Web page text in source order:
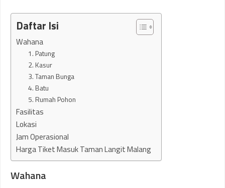
Daftar Isi
Wahana
1. Patung
2. Kasur
3. Taman Bunga
4. Batu
5. Rumah Pohon
Fasilitas
Lokasi
Jam Operasional
Harga Tiket Masuk Taman Langit Malang
Wahana